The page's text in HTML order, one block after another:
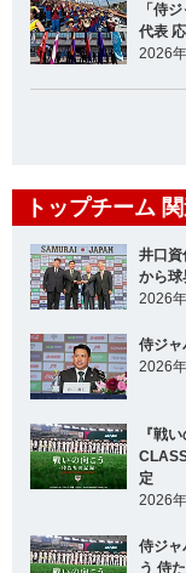
「侍
代表
2026
トップチーム
井口資
から球
2026
侍ジャ
2026
『戦
定
2026
侍ジャ
う 侍